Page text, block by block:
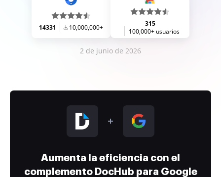
14331 10,000,000+
315
100,000+ usuarios
2 de junio de 2026
Aumenta la eficiencia con el
complemento DocHub para Google